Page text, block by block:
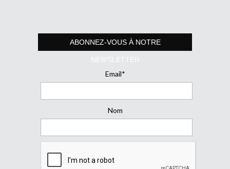
ABONNEZ-VOUS À NOTRE
NEWSLETTER
Email*
Nom